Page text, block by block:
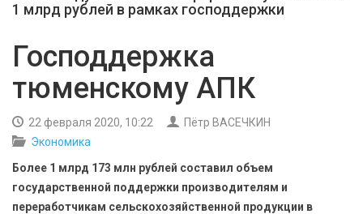
КУЛЬТУРА
БЕЗОПАСНОСТЬ
СПОРТ
АРХИВ PDF
1 млрд рублей в рамках господдержки
Господдержка
тюменскому АПК
22 февраля 2020, 10:22
Пётр ВАСЕЧКИН
Экономика
Более 1 млрд 173 млн рублей составил объем
государственной поддержки производителям и
переработчикам сельскохозяйственной продукции в